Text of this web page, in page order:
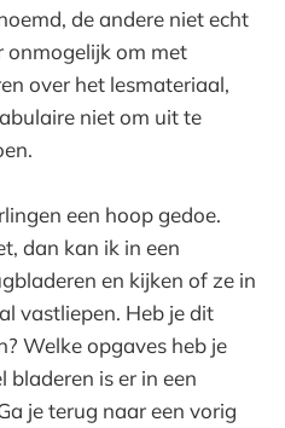
de andere niet echt
onmogelijk om met
over het lesmateriaal,
niet om uit te
een hoop gedoe.
dan kan ik in een
en kijken of ze in
vastliepen. Heb je dit
Welke opgaves heb je
bladeren is er in een
je terug naar een vorig